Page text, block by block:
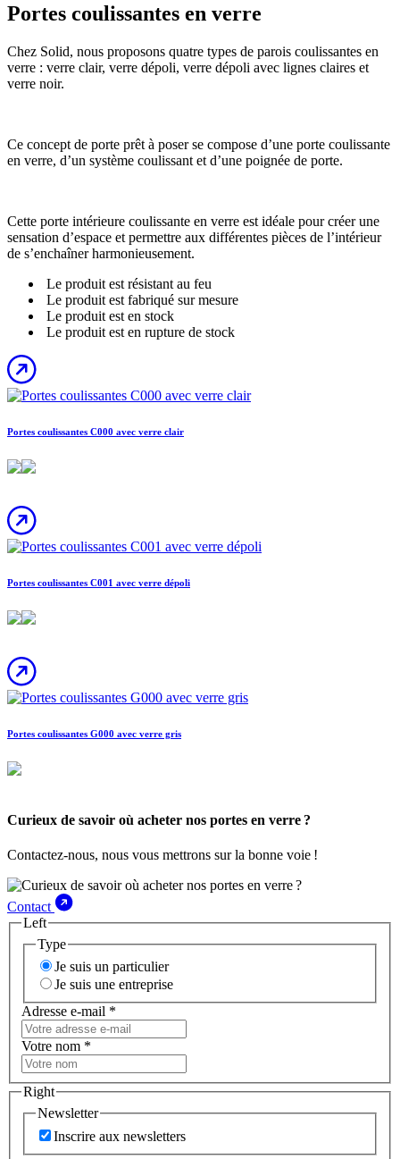
Portes coulissantes en verre
Chez Solid, nous proposons quatre types de parois coulissantes en
verre : verre clair, verre dépoli, verre dépoli avec lignes claires et
verre noir.
Ce concept de porte prêt à poser se compose d’une porte coulissante
en verre, d’un système coulissant et d’une poignée de porte.
Cette porte intérieure coulissante en verre est idéale pour créer une
sensation d’espace et permettre aux différentes pièces de l’intérieur
de s’enchaîner harmonieusement.
Le produit est résistant au feu
Le produit est fabriqué sur mesure
Le produit est en stock
Le produit est en rupture de stock
Portes coulissantes C000 avec verre clair
Portes coulissantes C001 avec verre dépoli
Portes coulissantes G000 avec verre gris
Curieux de savoir où acheter nos portes en verre ?
Contactez-nous, nous vous mettrons sur la bonne voie !
Contact
Left
Type
Je suis un particulier
Je suis une entreprise
Adresse e-mail *
Votre nom *
Right
Newsletter
Inscrire aux newsletters